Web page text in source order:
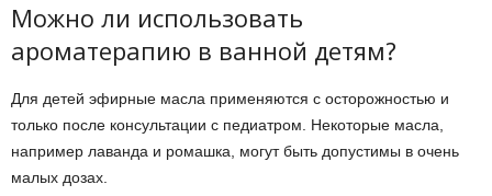
Можно ли использовать
ароматерапию в ванной детям?
Для детей эфирные масла применяются с осторожностью и
только после консультации с педиатром. Некоторые масла,
например лаванда и ромашка, могут быть допустимы в очень
малых дозах.